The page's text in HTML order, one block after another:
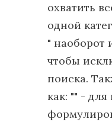
охватить
одной
" наоборот
чтобы
поиска.
как: "" -